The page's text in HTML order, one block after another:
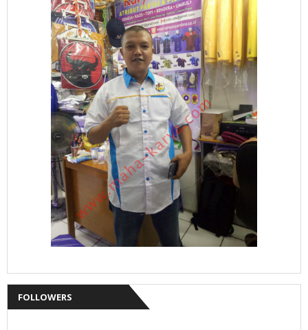
FOLLOWERS